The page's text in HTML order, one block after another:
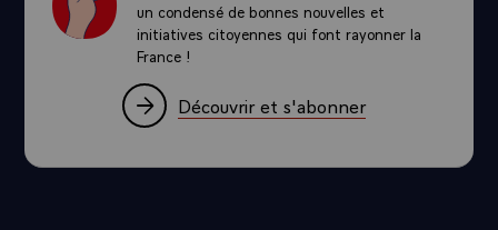
un condensé de bonnes nouvelles et
initiatives citoyennes qui font rayonner la
France !
Découvrir et s'abonner